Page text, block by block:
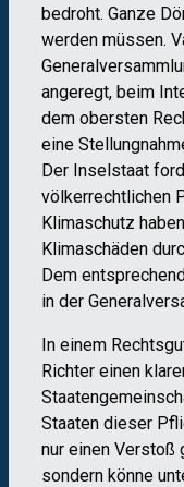
bedroht. Ganze
werden müssen.
angeregt, beim
dem obersten
eine
Der Inselstaat
völkerrechtlichen
Klimaschutz
Klimaschäden
Dem
in der
In einem
Richter einen
Staaten dieser
nur einen Verstoß
sondern könne